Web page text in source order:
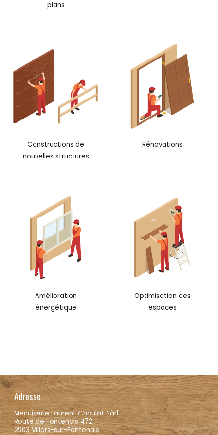
plans
Constructions de
nouvelles structures
Rénovations
Amélioration
énergétique
Optimisation des
espaces
Adresse
Menuiserie Laurent Choulat Sàrl
Route de Fontenais 472
2903 Villars-sur-Fontenais